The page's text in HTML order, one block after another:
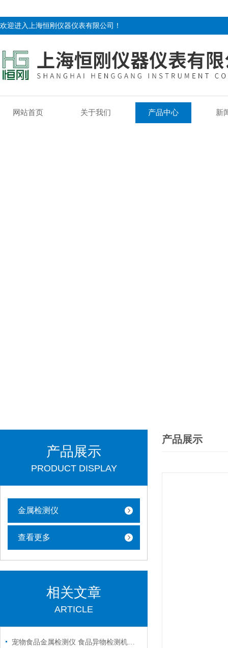
欢迎进入上海恒刚仪器仪表有限公司！
网站首页 关于我们 产品中心 新
产品展示
PRODUCT DISPLAY
金属检测仪
查看更多
相关文章
ARTICLE
宠物食品金属检测仪 食品异物检测机价格
产品展示